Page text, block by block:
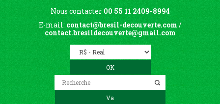
Nous contacter 00 55 11 2409-8994
E-mail: contact@bresil-decouverte.com /
contact.bresildecouverte@gmail.com